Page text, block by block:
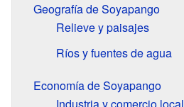
Geografía de Soyapango
Relieve y paisajes
Ríos y fuentes de agua
Economía de Soyapango
Industria y comercio local